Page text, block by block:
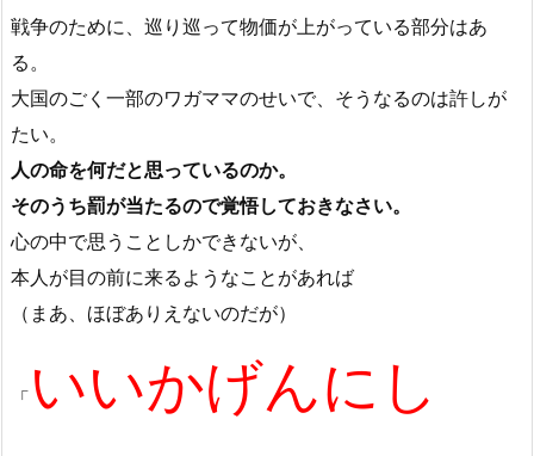
戦争のために、巡り巡って物価が上がっている部分はあ
る。
大国のごく一部のワガママのせいで、そうなるのは許しが
たい。
人の命を何だと思っているのか。
そのうち罰が当たるので覚悟しておきなさい。
心の中で思うことしかできないが、
本人が目の前に来るようなことがあれば
（まあ、ほぼありえないのだが）
「 いいかげんにし